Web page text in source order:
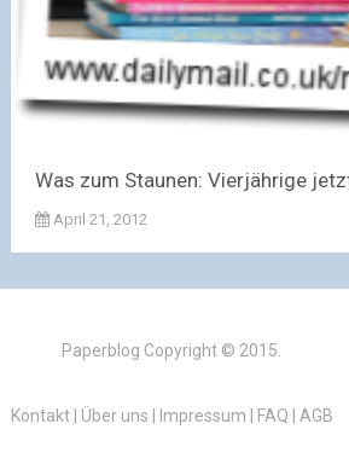
Was zum Staunen: Vierjährige
April 21, 2012
Paperblog Copyright © 2015.
Kontakt| Über uns | Impressum | FAQ | AGB